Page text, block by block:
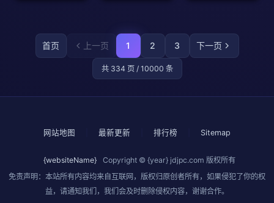
首页 上一页 1 2 3 下一页
共 334 页 / 10000 条
网站地图 最新更新 排行榜 Sitemap
{websiteName} Copyright © {year} jdjpc.com 版权所有
免责声明：本站所有内容均来自互联网，版权归原创者所有，如果侵犯了你的权
益，请通知我们，我们会及时删除侵权内容，谢谢合作。